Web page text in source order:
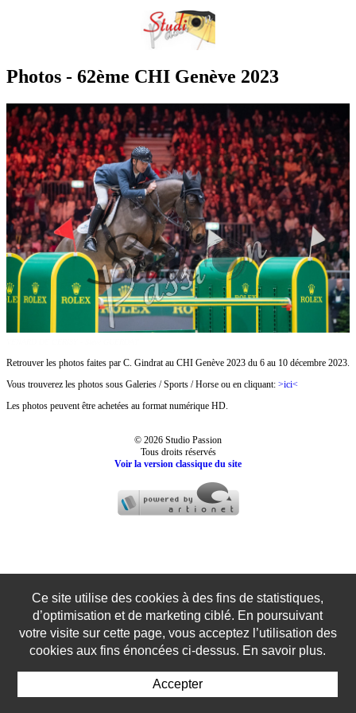
Photos - 62ème CHI Genève 2023
Retrouver les photos faites par C. Gindrat au CHI Genève 2023 du 6 au 10 décembre 2023.
Vous trouverez les photos sous Galeries / Sports / Horse ou en cliquant: >ici<
Les photos peuvent être achetées au format numérique HD.
© 2026 Studio Passion
Tous droits réservés
Voir la version classique du site
Ce site utilise des cookies à des fins de statistiques,
d’optimisation et de marketing ciblé. En poursuivant
votre visite sur cette page, vous acceptez l’utilisation des
cookies aux fins énoncées ci-dessus. En savoir plus.
Accepter